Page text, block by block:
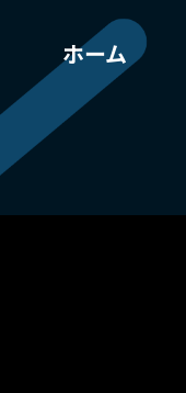
ホーム